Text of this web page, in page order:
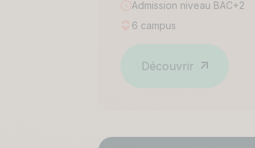
Admission niveau BAC+2
6 campus
Découvrir